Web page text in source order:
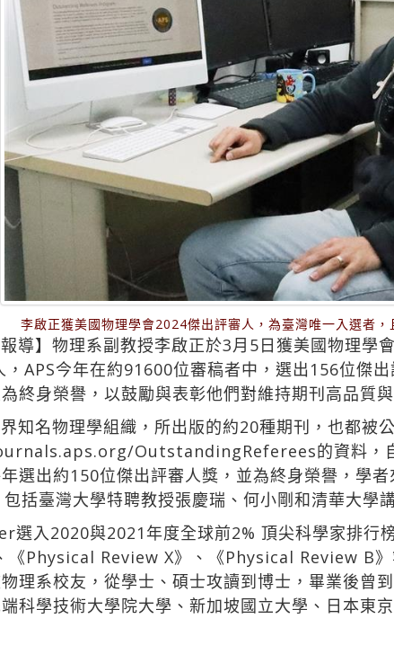
李啟正獲美國物理學會2024傑出評審人，為臺灣唯一入選者，
報導】物理系副教授李啟正於3月5日獲美國物理
，APS今年在約91600位審稿者中，選出156位
終身榮譽，以鼓勵與表彰他們對維持期刊高品質
知名物理學組織，所出版的約20種期刊，也都被
OutstandingReferees的資料，自
選出約150位傑出評審人獎，並為終身榮譽，學
括臺灣大學特聘教授張慶瑞、何小剛和清華大學
選入2020與2021年度全球前2% 頂尖科學家排行
Physical Review X》、《Physical Review B》
物理系校友，從學士、碩士攻讀到博士，畢業後
科學技術大學院大學、新加坡國立大學、日本東